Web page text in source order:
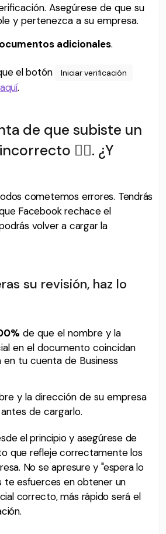
Asegúrese de que su
y pertenezca a su empresa.
adicionales.
el botón Iniciar verificación
.
de que subiste un
🤦‍♀. ¿Y
cometemos errores. Tendrás
Facebook rechace el
volver a cargar la
su revisión, haz lo
de que el nombre y la
en el documento coincidan
tu cuenta de Business
y la dirección de su empresa
de cargarlo.
el principio y asegúrese de
que refleje correctamente los
No se apresure y "espera lo
te esfuerces en obtener un
correcto, más rápido será el